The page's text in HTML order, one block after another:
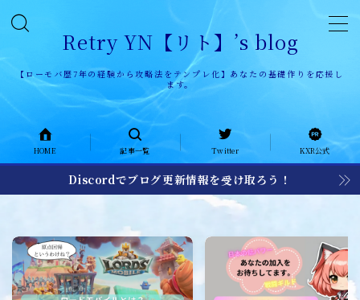
Retry YN【リト】’s blog
【ローモバ歴7年の経験から攻略法をテンプレ化】あなたの基礎作りを応援し
ます。
HOME
記事一覧
KXR history
KXR日記
メンバー募集
HOME 記事一覧 Twitter KXR公式
Discordでブログ更新情報を受け取ろう！